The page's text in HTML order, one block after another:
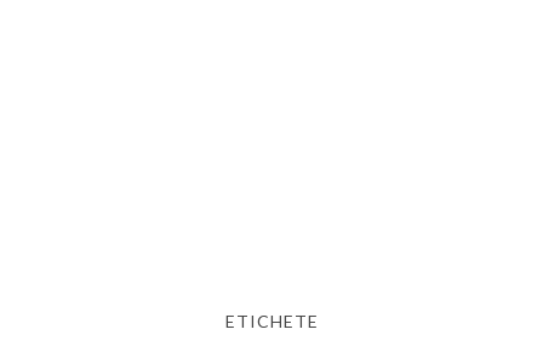
ETICHETE